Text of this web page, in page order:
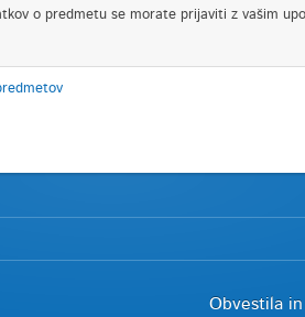
o predmetu se morate prijaviti z vašim
Obvestila